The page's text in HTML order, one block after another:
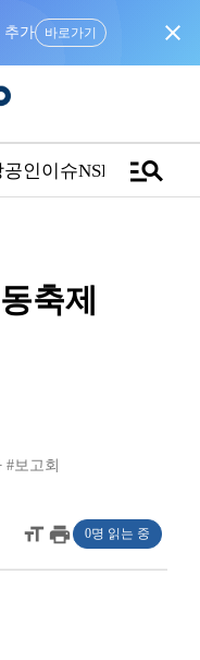
추가 바로가기 close
인이슈NSPTVmanage_search
축제
#보고회
format_sizeprint 0명 읽는 중